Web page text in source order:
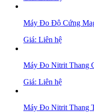
Máy Đo Độ Cứng
Giá: Liên hệ
Máy Đo Nitrit Thang
Giá: Liên hệ
Máy Đo Nitrit Thang